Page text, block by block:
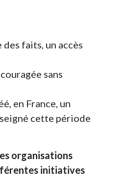
faits, un accès
sans
en France, un
cette période
organisations
initiatives